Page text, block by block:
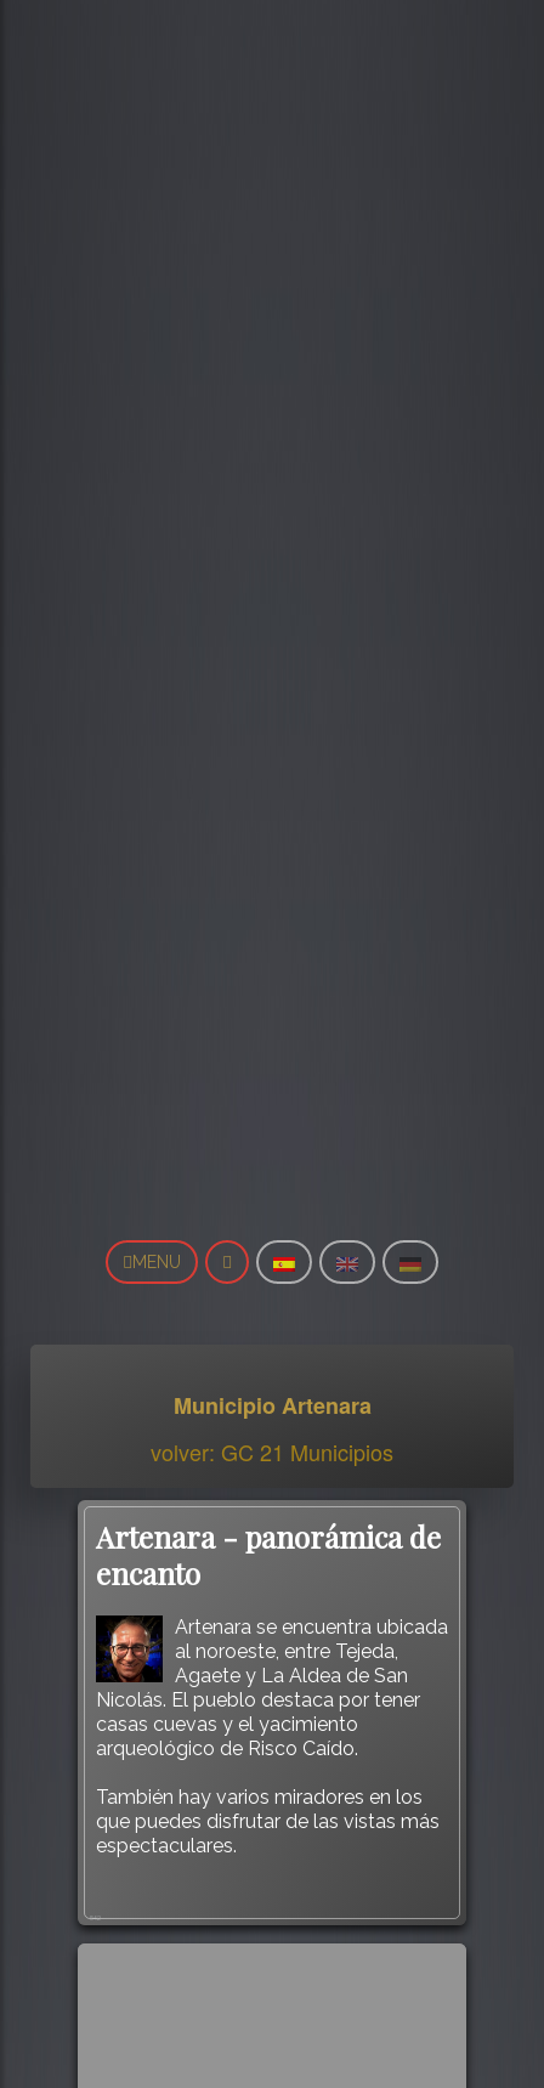
MENU
Municipio Artenara
volver: GC 21 Municipios
Artenara - panorámica de
encanto
Artenara se encuentra ubicada
al noroeste, entre Tejeda,
Agaete y La Aldea de San
Nicolás. El pueblo destaca por tener
casas cuevas y el yacimiento
arqueológico de Risco Caído.
También hay varios miradores en los
que puedes disfrutar de las vistas más
espectaculares.
542